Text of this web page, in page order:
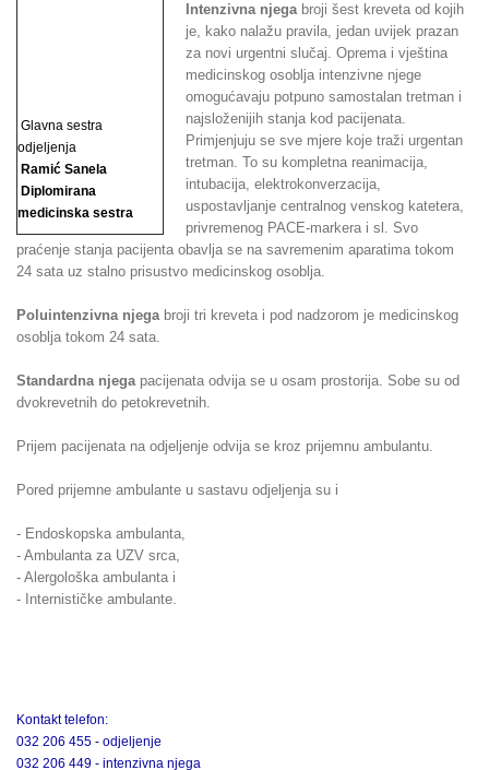
Glavna sestra
odjeljenja
Ramić Sanela
Diplomirana
medicinska sestra
Intenzivna njegabroji šest kreveta od kojih
je, kako nalažu pravila, jedan uvijek prazan
za novi urgentni slučaj. Oprema i vještina
medicinskog osoblja intenzivne njege
omogućavaju potpuno samostalan tretman i
najsloženijih stanja kod pacijenata.
Primjenjuju se sve mjere koje traži urgentan
tretman. To su kompletna reanimacija,
intubacija, elektrokonverzacija,
uspostavljanje centralnog venskog katetera,
privremenog PACE-markera i sl. Svo
praćenje stanja pacijenta obavlja se na savremenim aparatima tokom
24 sata uz stalno prisustvo medicinskog osoblja.
Poluintenzivna njegabroji tri kreveta i pod nadzorom je medicinskog
osoblja tokom 24 sata.
Standardna njegapacijenata odvija se u osam prostorija. Sobe su od
dvokrevetnih do petokrevetnih.
Prijem pacijenata na odjeljenje odvija se kroz prijemnu ambulantu.
Pored prijemne ambulante u sastavu odjeljenja su i
- Endoskopska ambulanta,
- Ambulanta za UZV srca,
- Alergološka ambulanta i
- Internističke ambulante.
Kontakt telefon:
032 206 455 - odjeljenje
032 206 449 - intenzivna njega